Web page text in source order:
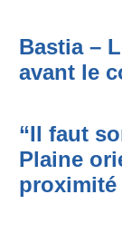
Bastia –
avant le
“Il faut
Plaine
proximité